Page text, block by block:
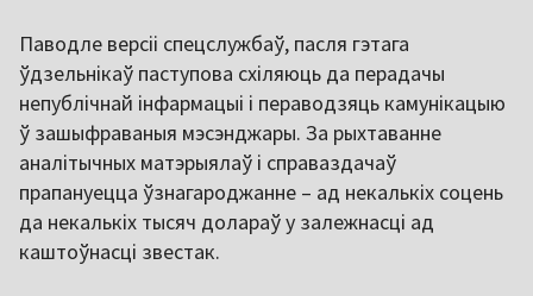
Паводле версіі спецслужбаў, пасля гэтага
ўдзельнікаў паступова схіляюць да перадачы
непублічнай інфармацыі і пераводзяць камунікацыю
ў зашыфраваныя мэсэнджары. За рыхтаванне
аналітычных матэрыялаў і справаздачаў
прапануецца ўзнагароджанне – ад некалькіх соцень
да некалькіх тысяч долараў у залежнасці ад
каштоўнасці звестак.